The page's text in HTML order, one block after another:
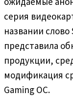
серия
названии слово
представила
продукции,
модификация
Gaming OC.